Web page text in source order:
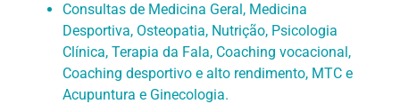
Consultas de Medicina Geral, Medicina
Desportiva, Osteopatia, Nutrição, Psicologia
Clínica, Terapia da Fala, Coaching vocacional,
Coaching desportivo e alto rendimento, MTC e
Acupuntura e Ginecologia.